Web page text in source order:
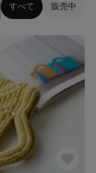
すべて 販売中